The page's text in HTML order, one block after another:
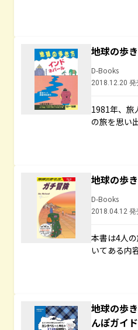
地球の歩
D-Books
2018.12.20 発
1981年、
の旅を思い
地球の歩
D-Books
2018.04.12 発
本書は4人
いてある内
地球の歩
んぽガイ